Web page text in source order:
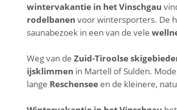
wintervakantie in het Vinschgau
rodelbanen voor wintersporters. De
saunabezoek in een van de vele
Weg van de Zuid-Tiroolse
ijsklimmen in Martell of Sulden.
lange Reschensee en de kleinere,